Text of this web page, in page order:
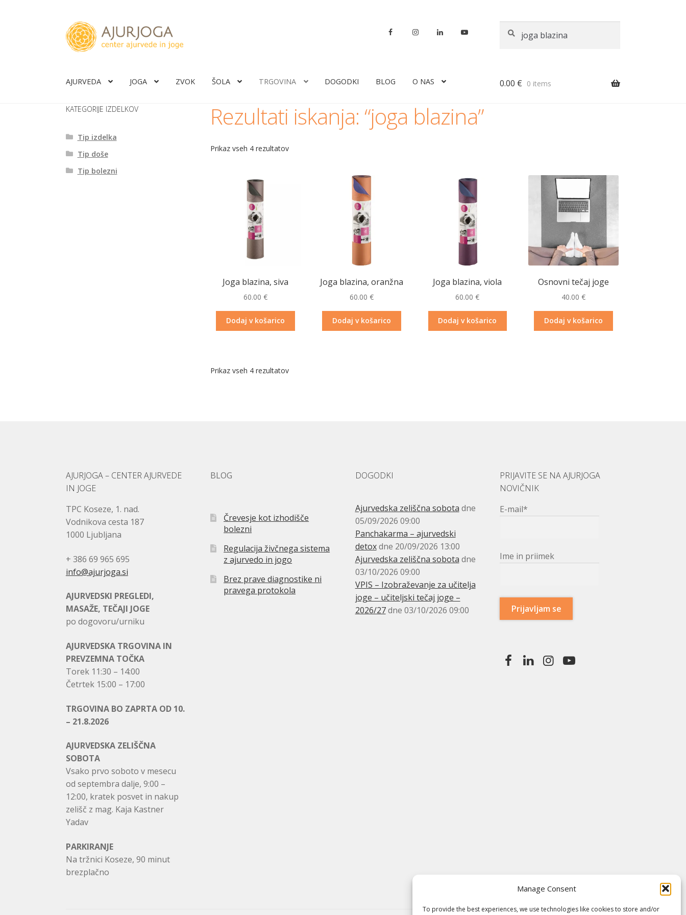
Manage Consent
To provide the best experiences, we use technologies like cookies to store and/or
Skip
to
navigation
Skip
to
content
Iskanje
AJURVEDA JOGA ZVOK ŠOLA TRGOVINA DOGODKI BLOG O NAS 0.00 € 0 items
Rezultati iskanja: “joga blazina”
Prikaz vseh 4 rezultatov
Joga blazina, siva
60.00€
Dodaj v košarico
Joga blazina, oranžna
60.00 €
Dodaj v košarico
Joga blazina, viola
60.00€
Dodaj v košarico
Osnovni tečaj joge
40.00 €
Dodaj v košarico
Prikaz vseh 4 rezultatov
KATEGORIJE IZDELKOV
Tip izdelka
Tip doše
Tip bolezni
AJURJOGA – CENTER AJURVEDE
IN JOGE
TPC Koseze, 1. nad.
Vodnikova cesta 187
1000 Ljubljana
+ 386 69 965 695
info@ajurjoga.si
AJURVEDSKI PREGLEDI,
MASAŽE, TEČAJI JOGE
po dogovoru/urniku
AJURVEDSKA TRGOVINA IN
PREVZEMNA TOČKA
Torek 11:30 – 14:00
Četrtek 15:00 – 17:00
TRGOVINA BO ZAPRTA OD 10.
– 21.8.2026
AJURVEDSKA ZELIŠČNA
SOBOTA
Vsako prvo soboto v mesecu
od septembra dalje, 9:00 –
12:00, kratek posvet in nakup
zelišč z mag. Kaja Kastner
Yadav
PARKIRANJE
Na tržnici Koseze, 90 minut
brezplačno
BLOG
Črevesje kot izhodišče
bolezni
Regulacija živčnega sistema
z ajurvedo in jogo
Brez prave diagnostike ni
pravega protokola
DOGODKI
Ajurvedska zeliščna sobota dne
05/09/2026 09:00
Panchakarma – ajurvedski
detoxdne 20/09/2026 13:00
Ajurvedska zeliščna sobota dne
03/10/2026 09:00
VPIS – Izobraževanje za učitelja
joge – učiteljski tečaj joge –
2026/27dne 03/10/2026 09:00
PRIJAVITE SE NA AJURJOGA
NOVIČNIK
E-mail*
Ime in priimek